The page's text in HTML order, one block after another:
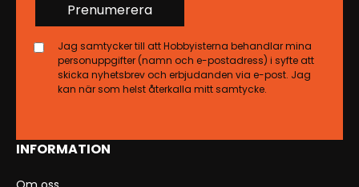
INFORMATION
Prenumerera
Jag samtycker till att Hobbyisterna behandlar mina
personuppgifter (namn och e-postadress) i syfte att
skicka nyhetsbrev och erbjudanden via e-post. Jag
kan när som helst återkalla mitt samtycke.